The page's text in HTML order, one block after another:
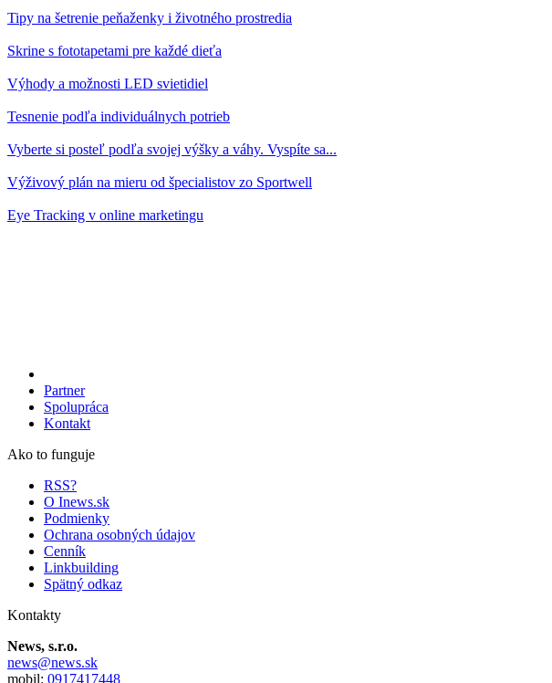
Tipy na šetrenie peňaženky i životného prostredia
Skrine s fototapetami pre každé dieťa
Výhody a možnosti LED svietidiel
Tesnenie podľa individuálnych potrieb
Vyberte si posteľ podľa svojej výšky a váhy. Vyspíte sa...
Výživový plán na mieru od špecialistov zo Sportwell
Eye Tracking v online marketingu
Partner
Spolupráca
Kontakt
Ako to funguje
RSS?
O Inews.sk
Podmienky
Ochrana osobných údajov
Cenník
Linkbuilding
Spätný odkaz
Kontakty
News, s.r.o.
news@news.sk
mobil: 0917417448